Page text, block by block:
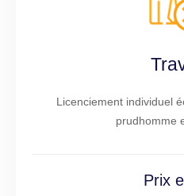
Licenciement individuel
prudhomme
Prix